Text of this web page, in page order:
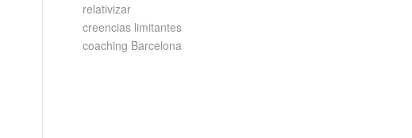
relativizar
creencias limitantes
coaching Barcelona